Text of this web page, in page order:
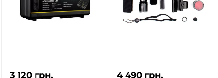
3 120 грн. 4 490 грн.